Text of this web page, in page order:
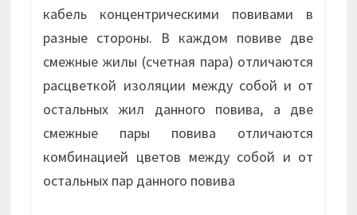
кабель концентрическими повивами в
разные стороны. В каждом повиве две
смежные жилы (счетная пара) отличаются
расцветкой изоляции между собой и от
остальных жил данного повива, а две
смежные пары повива отличаются
комбинацией цветов между собой и от
остальных пар данного повива